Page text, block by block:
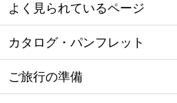
よく見られているページ
カタログ・パンフレット
ご旅行の準備